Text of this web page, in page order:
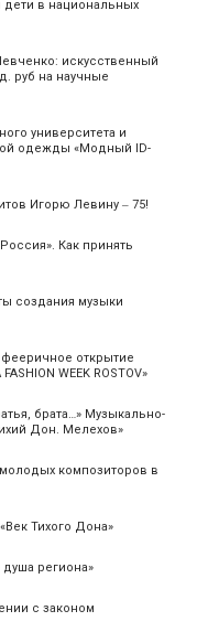
в национальных
искусственный
руб на научные
университета и
одежды «Модный ID-
Игорю Левину ‒ 75!
Как принять
создания музыки
фееричное открытие
WEEK ROSTOV»
брата…» Музыкально-
Дон. Мелехов»
композиторов в
Тихого Дона»
региона»
с законом